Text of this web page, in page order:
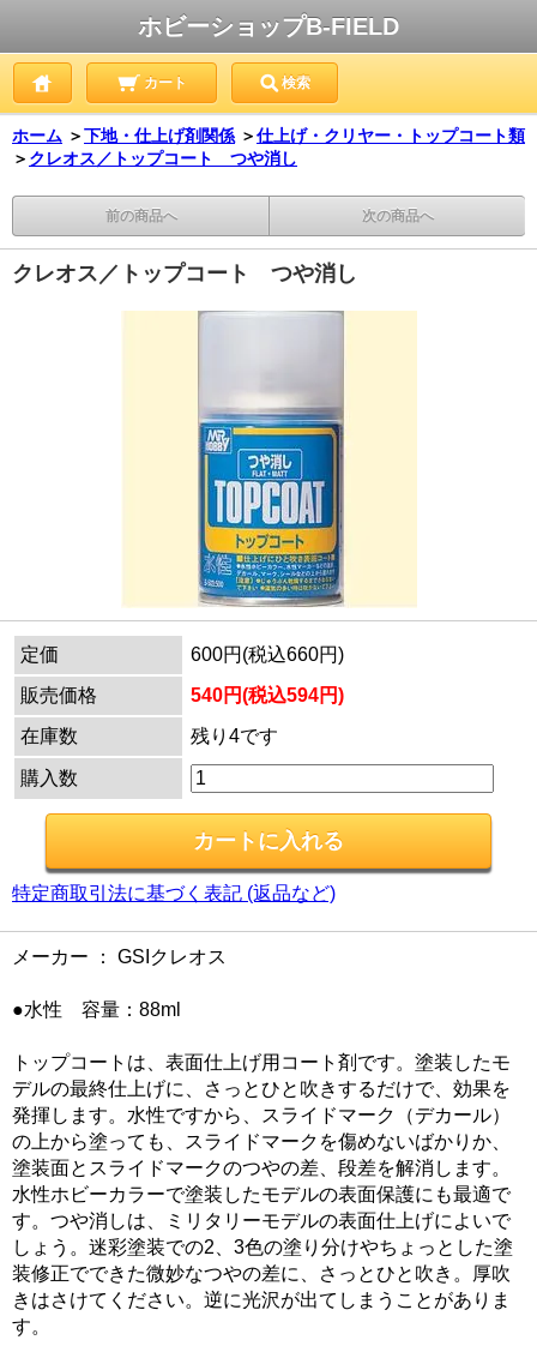
ホビーショップB-FIELD
カート 検索
ホーム ＞下地・仕上げ剤関係 ＞仕上げ・クリヤー・トップコート類
＞ クレオス／トップコート つや消し
前の商品へ 次の商品へ
クレオス／トップコート つや消し
定価
600円(税込660円)
販売価格
540円(税込594円)
在庫数
残り4です
購入数
特定商取引法に基づく表記 (返品など)
メーカー ： GSIクレオス
●水性 容量：88ml
トップコートは、表面仕上げ用コート剤です。塗装したモ
デルの最終仕上げに、さっとひと吹きするだけで、効果を
発揮します。水性ですから、スライドマーク（デカール）
の上から塗っても、スライドマークを傷めないばかりか、
塗装面とスライドマークのつやの差、段差を解消します。
水性ホビーカラーで塗装したモデルの表面保護にも最適で
す。つや消しは、ミリタリーモデルの表面仕上げによいで
しょう。迷彩塗装での2、3色の塗り分けやちょっとした塗
装修正でできた微妙なつやの差に、さっとひと吹き。厚吹
きはさけてください。逆に光沢が出てしまうことがありま
す。